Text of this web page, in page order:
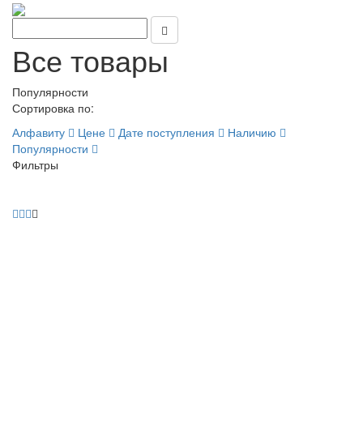
Все товары
Популярности
Сортировка по:
Алфавиту
Цене Дате поступления
Наличию
Популярности
Фильтры